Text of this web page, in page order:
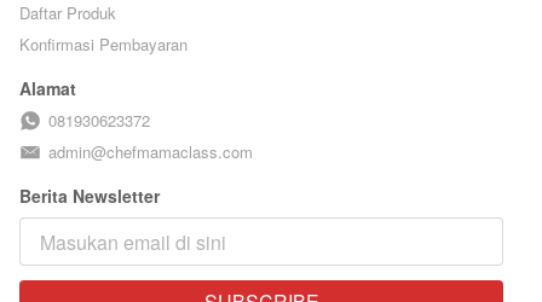
Daftar Produk
Konfirmasi Pembayaran
Alamat
081930623372
admin@chefmamaclass.com
Berita Newsletter